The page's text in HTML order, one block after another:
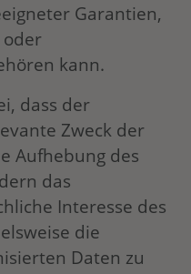
Garantien,
oder
kann.
dass der
Zweck der
Aufhebung des
das
Interesse des
die
Daten zu